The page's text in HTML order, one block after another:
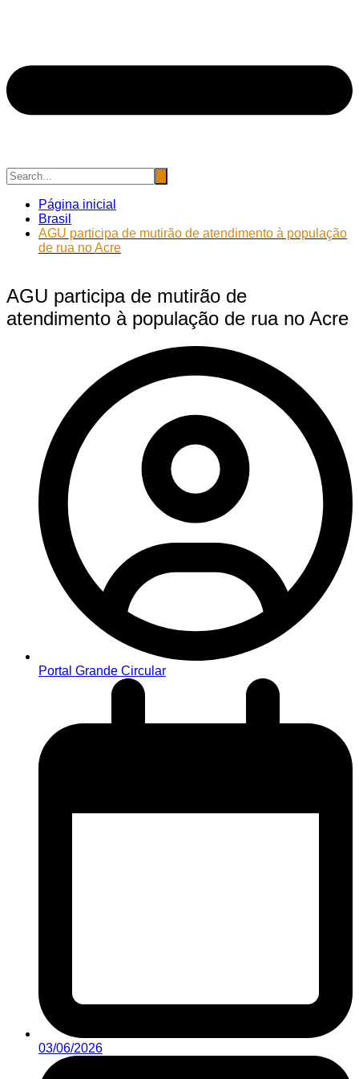
Página inicial
Brasil
AGU participa de mutirão de atendimento à população
de rua no Acre
AGU participa de mutirão de
atendimento à população de rua no Acre
Portal Grande Circular
03/06/2026